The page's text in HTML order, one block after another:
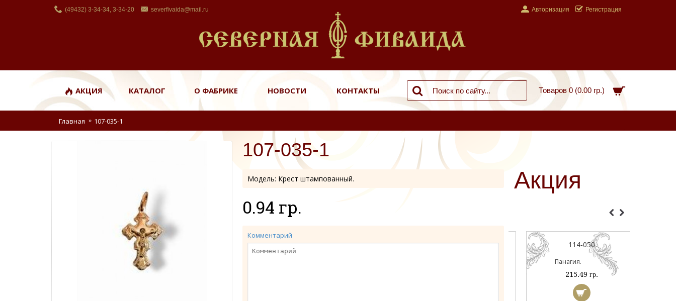
(49432) 3-34-34, 3-34-20 severfivaida@mail.ru Авторизация Регистрация
АКЦИЯ КАТАЛОГ О ФАБРИКЕ НОВОСТИ КОНТАКТЫ Товаров 0 (0.00 гр.)
Главная 107-035-1
Акция
114-050
Панагия.
215.49 гр.
107-035-1
Модель: Крест штампованный.
0.94 гр.
Комментарий